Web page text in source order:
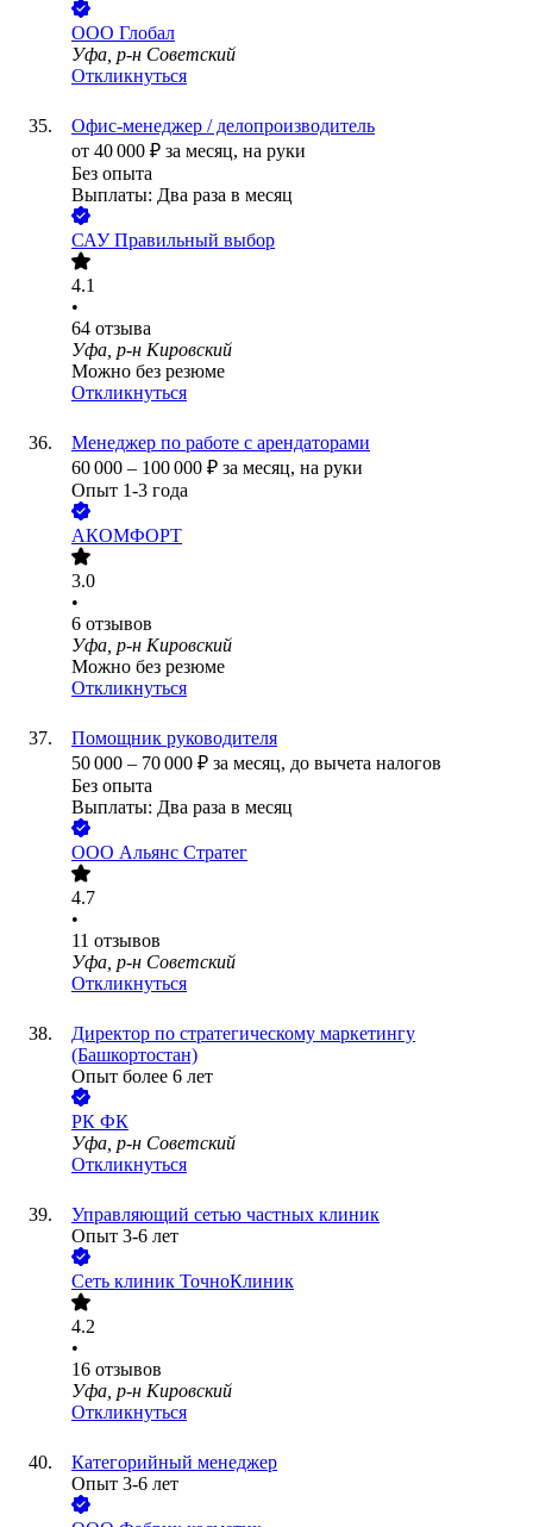
ООО Глобал
Уфа, р-н Советский
Откликнуться
Офис-менеджер / делопроизводитель
от 40 000 ₽ за месяц, на руки
Без опыта
Выплаты: Два раза в месяц
САУ Правильный выбор
4.1
•
64 отзыва
Уфа, р-н Кировский
Можно без резюме
Откликнуться
Менеджер по работе с арендаторами
60 000 – 100 000 ₽ за месяц, на руки
Опыт 1-3 года
АКОМФОРТ
3.0
•
6 отзывов
Уфа, р-н Кировский
Можно без резюме
Откликнуться
Помощник руководителя
50 000 – 70 000 ₽ за месяц, до вычета налогов
Без опыта
Выплаты: Два раза в месяц
ООО Альянс Стратег
4.7
•
11 отзывов
Уфа, р-н Советский
Откликнуться
Директор по стратегическому маркетингу
(Башкортостан)
Опыт более 6 лет
РК ФК
Уфа, р-н Советский
Откликнуться
Управляющий сетью частных клиник
Опыт 3-6 лет
Сеть клиник ТочноКлиник
4.2
•
16 отзывов
Уфа, р-н Кировский
Откликнуться
Категорийный менеджер
Опыт 3-6 лет